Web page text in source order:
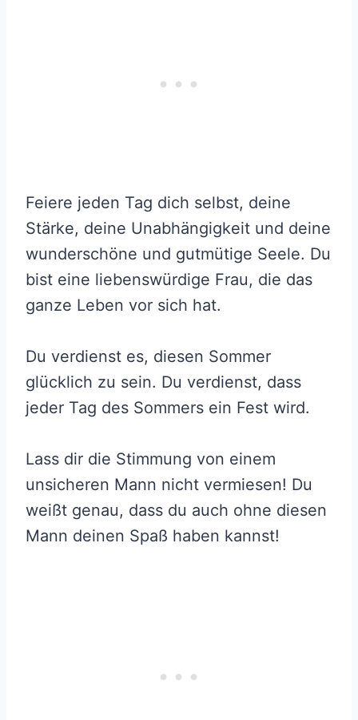
Feiere jeden Tag dich selbst, deine
Stärke, deine Unabhängigkeit und deine
wunderschöne und gutmütige Seele. Du
bist eine liebenswürdige Frau, die das
ganze Leben vor sich hat.
Du verdienst es, diesen Sommer
glücklich zu sein. Du verdienst, dass
jeder Tag des Sommers ein Fest wird.
Lass dir die Stimmung von einem
unsicheren Mann nicht vermiesen! Du
weißt genau, dass du auch ohne diesen
Mann deinen Spaß haben kannst!